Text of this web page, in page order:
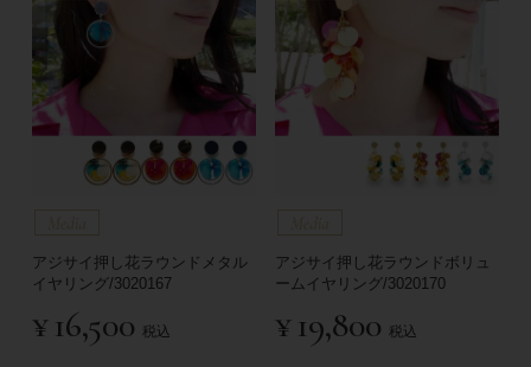
アジサイ押し花ラウンドメタル
イヤリング/3020167
¥ 16,500 税込
アジサイ押し花ラウンドボリュ
ームイヤリング/3020170
¥ 19,800 税込